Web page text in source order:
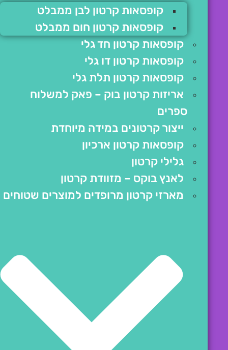
קופסאות קרטון לבן ממבלט
קופסאות קרטון חום ממבלט
קופסאות קרטון חד גלי
קופסאות קרטון דו גלי
קופסאות קרטון תלת גלי
אריזות קרטון בוק – פאק למשלוח
ספרים
ייצור קרטונים במידה מיוחדת
קופסאות קרטון ארכיון
גלילי קרטון
לאנץ בוקס – מזוודת קרטון
מארזי קרטון מרופדים למוצרים שטוחים